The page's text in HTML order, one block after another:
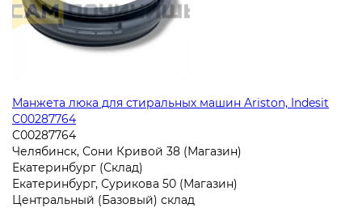
Манжета люка для стиральных машин Ariston, Indesit
C00287764
C00287764
Челябинск, Сони Кривой 38 (Магазин)
Екатеринбург (Склад)
Екатеринбург, Сурикова 50 (Магазин)
Центральный (Базовый) склад